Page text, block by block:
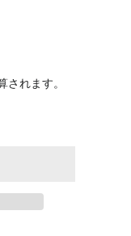
れます。